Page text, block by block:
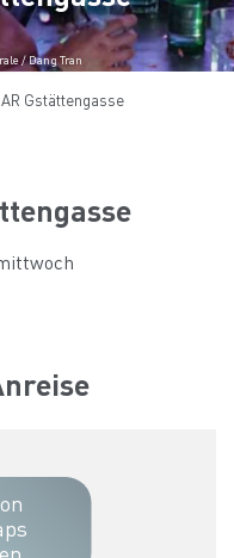
/ Dang Tran
Gstättengasse